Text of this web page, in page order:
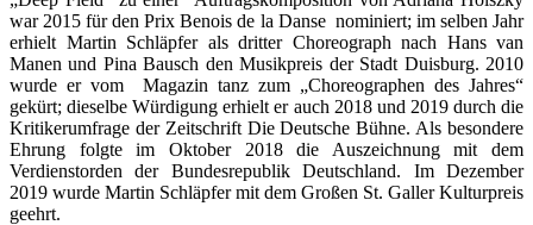
war 2015 für den Prix Benois de la Danse nominiert; im selben Jahr
erhielt Martin Schläpfer als dritter Choreograph nach Hans van
Manen und Pina Bausch den Musikpreis der Stadt Duisburg. 2010
wurde er vom Magazin tanz zum „Choreographen des Jahres“
gekürt; dieselbe Würdigung erhielt er auch 2018 und 2019 durch die
Kritikerumfrage der Zeitschrift Die Deutsche Bühne. Als besondere
Ehrung folgte im Oktober 2018 die Auszeichnung mit dem
Verdienstorden der Bundesrepublik Deutschland. Im Dezember
2019 wurde Martin Schläpfer mit dem Großen St. Galler Kulturpreis
geehrt.